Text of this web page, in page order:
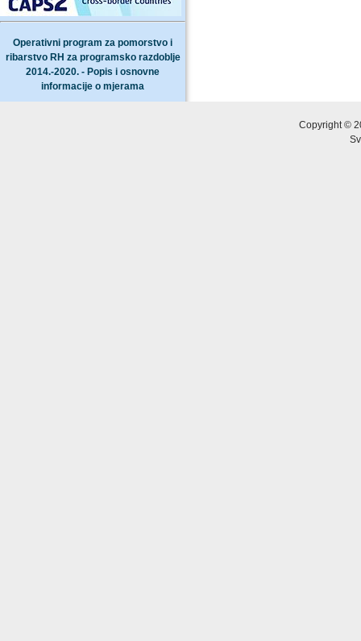
Operativni program za pomorstvo i
ribarstvo RH za programsko razdoblje
2014.-2020. - Popis i osnovne
informacije o mjerama
Copyright ©